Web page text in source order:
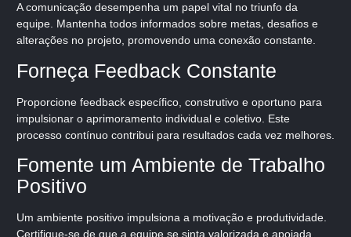
A comunicação desempenha um papel vital no triunfo da
equipe. Mantenha todos informados sobre metas, desafios e
alterações no projeto, promovendo uma conexão constante.
Forneça Feedback Constante
Proporcione feedback específico, construtivo e oportuno para
impulsionar o aprimoramento individual e coletivo. Este
processo contínuo contribui para resultados cada vez melhores.
Fomente um Ambiente de Trabalho
Positivo
Um ambiente positivo impulsiona a motivação e produtividade.
Certifique-se de que a equipe se sinta valorizada e apoiada,